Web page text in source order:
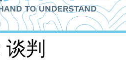
谈判